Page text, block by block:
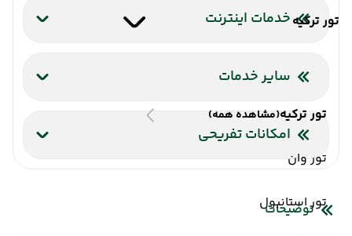
تور ترکیه
تور ترکیه(مشاهده همه)
تور وان
تور استانبول
خدمات اینترنت
کافی نت اینترنت بیسیم رایگان در لابی
اینترنت بیسیم رایگان در اتاقها
سایر خدمات
شاتل فرودگاه آسانسور صندوق امانات
امکانات تفریحی
سالن ماساژ حمام ترکی
توضیحات